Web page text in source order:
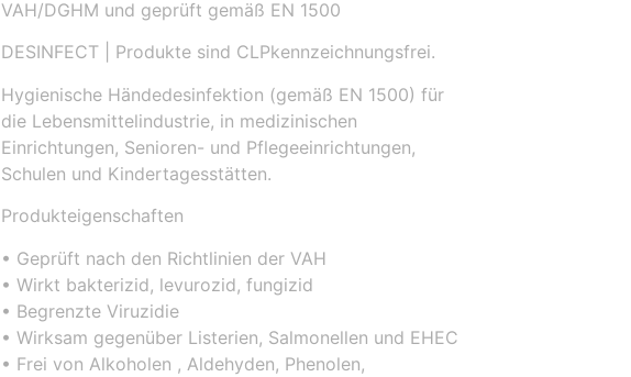
VAH/DGHM und geprüft gemäß EN 1500
DESINFECT | Produkte sind CLPkennzeichnungsfrei.
Hygienische Händedesinfektion (gemäß EN 1500) für
die Lebensmittelindustrie, in medizinischen
Einrichtungen, Senioren- und Pflegeeinrichtungen,
Schulen und Kindertagesstätten.
Produkteigenschaften
• Geprüft nach den Richtlinien der VAH
• Wirkt bakterizid, levurozid, fungizid
• Begrenzte Viruzidie
• Wirksam gegenüber Listerien, Salmonellen und EHEC
• Frei von Alkoholen , Aldehyden, Phenolen,